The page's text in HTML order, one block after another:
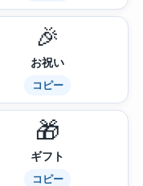
🎉
お祝い
コピー
🎁
ギフト
コピー